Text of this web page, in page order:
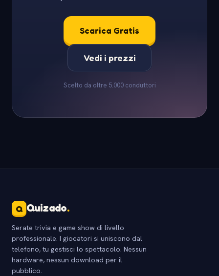
Scarica Gratis
Vedi i prezzi
Scelto da oltre 5.000 conduttori
Q Quizado.
Serate trivia e game show di livello
professionale. I giocatori si uniscono dal
telefono, tu gestisci lo spettacolo. Nessun
hardware, nessun download per il
pubblico.